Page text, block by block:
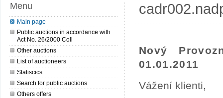
Menu
Main page
Public auctions in accordance with
Act No. 26/2000 Coll
Other auctions
List of auctioneers
Statiscics
Search for public auctions
Others offers
Nový
01.01.2011
Vážení klienti,